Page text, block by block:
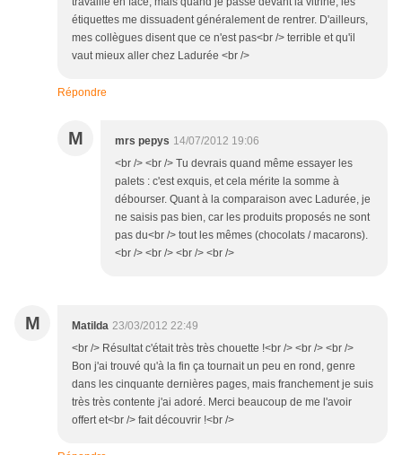
étiquettes me dissuadent généralement de rentrer. D'ailleurs,
mes collègues disent que ce n'est pas<br /> terrible et qu'il
vaut mieux aller chez Ladurée <br />
Répondre
M mrs pepys 14/07/2012 19:06
<br /> <br /> Tu devrais quand même essayer les
palets : c'est exquis, et cela mérite la somme à
débourser. Quant à la comparaison avec Ladurée, je
ne saisis pas bien, car les produits proposés ne sont
pas du<br /> tout les mêmes (chocolats / macarons).
<br /> <br /> <br /> <br />
M Matilda 23/03/2012 22:49
<br /> Résultat c'était très très chouette !<br /> <br /> <br />
Bon j'ai trouvé qu'à la fin ça tournait un peu en rond, genre
dans les cinquante dernières pages, mais franchement je suis
très très contente j'ai adoré. Merci beaucoup de me l'avoir
offert et<br /> fait découvrir !<br />